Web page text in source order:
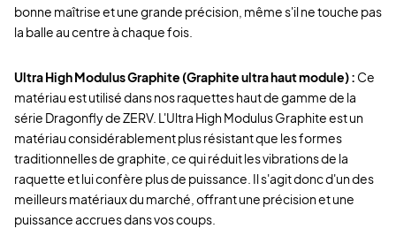
bonne maîtrise et une grande précision, même s'il ne touche pas
la balle au centre à chaque fois.
Ultra High Modulus Graphite (Graphite ultra haut module) : Ce
matériau est utilisé dans nos raquettes haut de gamme de la
série Dragonfly de ZERV. L'Ultra High Modulus Graphite est un
matériau considérablement plus résistant que les formes
traditionnelles de graphite, ce qui réduit les vibrations de la
raquette et lui confère plus de puissance. Il s'agit donc d'un des
meilleurs matériaux du marché, offrant une précision et une
puissance accrues dans vos coups.